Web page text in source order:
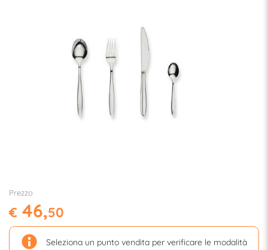
Prezzo
€ 46,50
Seleziona un punto vendita per verificare le modalità